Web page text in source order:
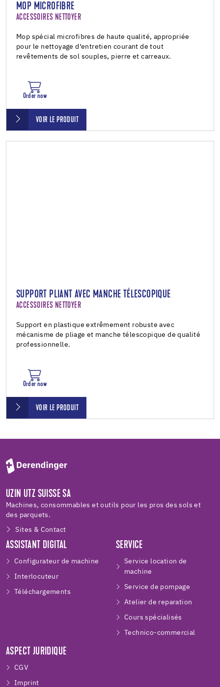
MOP MICROFIBRE
ACCESSOIRES NETTOYER
Mop spécial microfibres de haute qualité, appropriée
pour le nettoyage d‘entretien courant de tout
revêtements de sol souples, pierre et carreaux.
Order now
VOIR LE PRODUIT
SUPPORT PLIANT AVEC MANCHE TÉLESCOPIQUE
ACCESSOIRES NETTOYER
Support en plastique extrêmement robuste avec
mécanisme de pliage et manche télescopique de qualité
professionnelle.
Order now
VOIR LE PRODUIT
UZIN UTZ SUISSE SA
Machines, consommables et outils pour les pros des sols et
des parquets.
Sites & Contact
ASSISTANT DIGITAL
Configurateur de machine
Interlocuteur
Téléchargements
SERVICE
Service location de
machine
Service de pompage
Atelier de reparation
Cours spécialisés
Technico-commercial
ASPECT JURIDIQUE
CGV
Imprint